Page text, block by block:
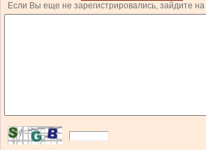
Если Вы еще не зарегистрировались, зайдите на